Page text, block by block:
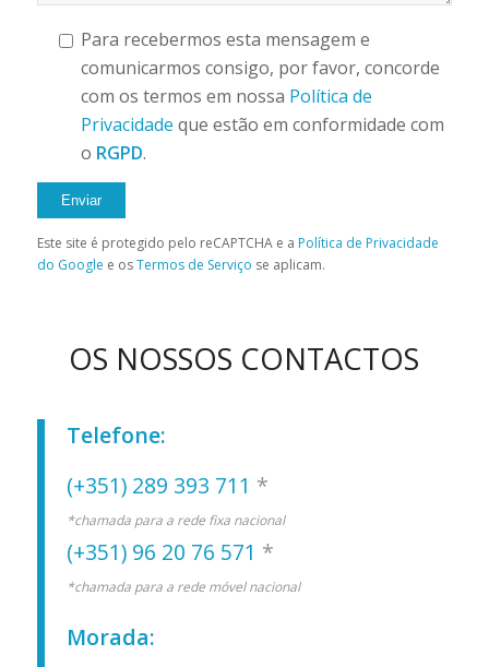
Para recebermos esta mensagem e
comunicarmos consigo, por favor, concorde
com os termos em nossa Política de
Privacidade que estão em conformidade com
o RGPD.
Este site é protegido pelo reCAPTCHA e a Política de Privacidade
do Google e osTermos de Serviço se aplicam.
OS NOSSOS CONTACTOS
Telefone:
(+351) 289 393 711 *
*chamada para a rede fixa nacional
(+351) 96 20 76 571 *
*chamada para a rede móvel nacional
Morada: